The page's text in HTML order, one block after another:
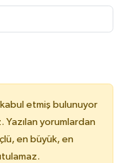
kabul etmiş bulunuyor
yorumlardan
en büyük, en